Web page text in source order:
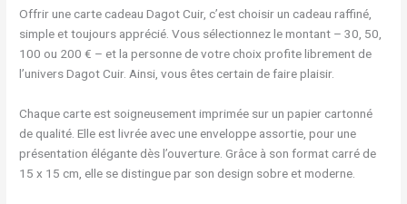
Offrir une carte cadeau Dagot Cuir, c’est choisir un cadeau raffiné,
simple et toujours apprécié. Vous sélectionnez le montant – 30, 50,
100 ou 200 € – et la personne de votre choix profite librement de
l’univers Dagot Cuir. Ainsi, vous êtes certain de faire plaisir.
Chaque carte est soigneusement imprimée sur un papier cartonné
de qualité. Elle est livrée avec une enveloppe assortie, pour une
présentation élégante dès l’ouverture. Grâce à son format carré de
15 x 15 cm, elle se distingue par son design sobre et moderne.